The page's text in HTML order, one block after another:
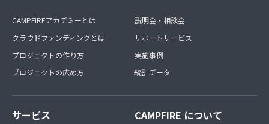
CAMPFIREアカデミーとは
クラウドファンディングとは
プロジェクトの作り方
プロジェクトの広め方
説明会・相談会
サポートサービス
実施事例
統計データ
サービス CAMPFIRE について